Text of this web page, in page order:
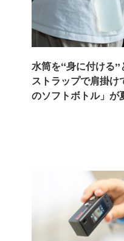
水筒を“身に付ける”
ストラップで肩掛け
のソフトボトル」が